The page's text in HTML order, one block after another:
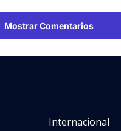
Mostrar Comentarios
Internacional